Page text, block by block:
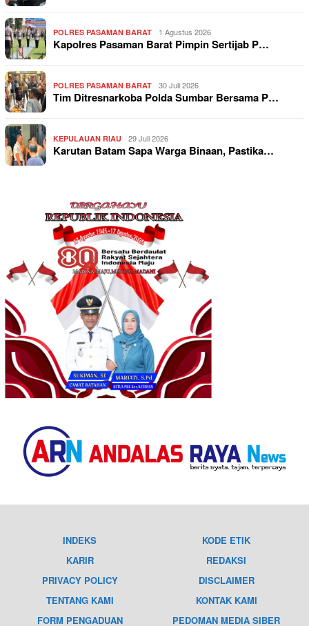
POLRES PASAMAN BARAT 1 Agustus 2026
Kapolres Pasaman Barat Pimpin Sertijab P…
POLRES PASAMAN BARAT 30 Juli 2026
Tim Ditresnarkoba Polda Sumbar Bersama P…
KEPULAUAN RIAU 29 Juli 2026
Karutan Batam Sapa Warga Binaan, Pastika…
INDEKS
KODE ETIK
KARIR
REDAKSI
PRIVACY POLICY
DISCLAIMER
TENTANG KAMI
KONTAK KAMI
FORM PENGADUAN
PEDOMAN MEDIA SIBER